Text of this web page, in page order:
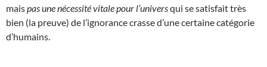
maispas une nécessité vitale pour l’universqui se satisfait très
bien (la preuve) de l’ignorance crasse d’une certaine catégorie
d’humains.